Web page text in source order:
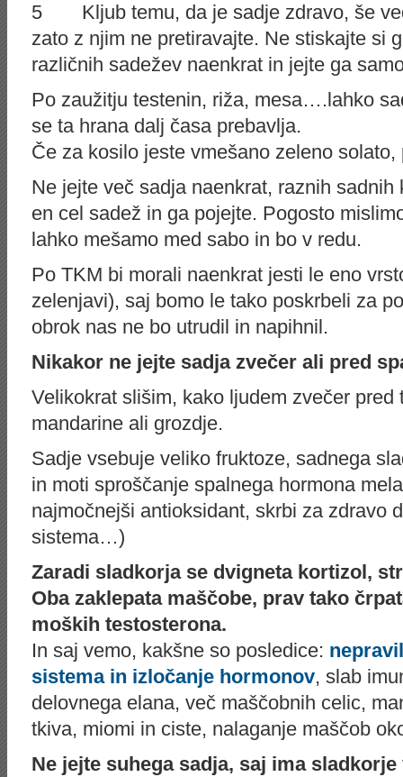
Kljub temu, da je sadje zdravo, še
zato z njim ne pretiravajte. Ne stiskajte si
različnih sadežev naenkrat in jejte ga
Po zaužitju testenin, riža, mesa….lahko
se ta hrana dalj časa prebavlja.
Če za kosilo jeste vmešano zeleno
Ne jejte več sadja naenkrat, raznih
en cel sadež in ga pojejte. Pogosto
lahko mešamo med sabo in bo v redu.
Po TKM bi morali naenkrat jesti le eno
zelenjavi), saj bomo le tako poskrbeli za
obrok nas ne bo utrudil in napihnil.
Nikakor ne jejte sadja zvečer ali pred
Velikokrat slišim, kako ljudem zvečer
mandarine ali grozdje.
Sadje vsebuje veliko fruktoze, sadnega
in moti sproščanje spalnega hormona
najmočnejši antioksidant, skrbi za zdravo
sistema…)
Zaradi sladkorja se dvigneta kortizol,
Oba zaklepata maščobe, prav tako
moških testosterona.
In saj vemo, kakšne so posledice:
sistema in izločanje hormonov, slab
delovnega elana, več maščobnih celic,
tkiva, miomi in ciste, nalaganje maščob
Ne jejte suhega sadja, saj ima